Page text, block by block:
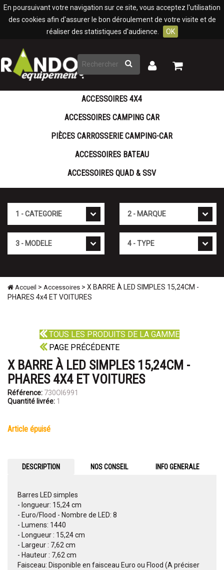
En poursuivant votre navigation sur ce site, vous acceptez l'utilisation
des cookies afin d'assurer le bon déroulement de votre visite et de
réaliser des statistiques d'audience.
OK
Rechercher
Mon
Mon
ACCESSOIRES 4X4
ACCESSOIRES CAMPING CAR
PIÈCES CARROSSERIE CAMPING-CAR
ACCESSOIRES BATEAU
ACCESSOIRES QUAD & SSV
Accueil > Accessoires > X BARRE À LED SIMPLES 15,24CM -
PHARES 4x4 ET VOITURES
TOUS LES PRODUITS DE LA GAMME
PAGE PRÉCÉDENTE
X BARRE À LED SIMPLES 15,24CM -
PHARES 4X4 ET VOITURES
Référence: 730OI6991
Quantité livrée: 1
article épuisé
DESCRIPTION NOS CONSEIL INFO GENERALE
Barres LED simples
- longueur: 15,24 cm
- Euro/Flood - Nombre de LED: 8
- Lumens: 1440
- Longueur : 15,24 cm
- Largeur : 7,62 cm
- Hauteur : 7,62 cm
Faisceau: Disponible en faisceau Euro ou Flood (A préciser
Panneau de gestion des cookies